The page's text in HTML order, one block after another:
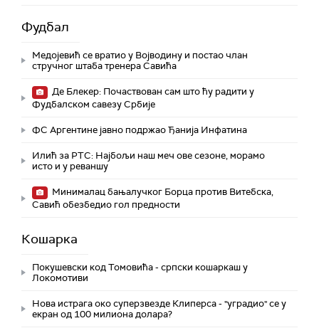
Фудбал
Медојевић се вратио у Војводину и постао члан
стручног штаба тренера Савића
Де Блекер: Почаствован сам што ћу радити у
Фудбалском савезу Србије
ФС Аргентине јавно подржао Ђанија Инфатина
Илић за РТС: Најбољи наш меч ове сезоне, морамо
исто и у реваншу
Минималац бањалучког Борца против Витебска,
Савић обезбедио гол предности
Кошарка
Покушевски код Томовића - српски кошаркаш у
Локомотиви
Нова истрага око суперзвезде Клиперса - "уградио" се у
екран од 100 милиона долара?